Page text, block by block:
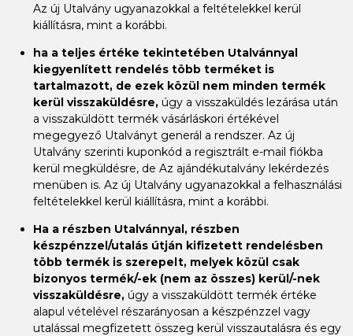
Az új Utalvány ugyanazokkal a feltételekkel kerül
kiállításra, mint a korábbi.
ha a teljes értéke tekintetében Utalvánnyal
kiegyenlített rendelés több terméket is
tartalmazott, de ezek közül nem minden termék
kerül visszaküldésre, úgy a visszaküldés lezárása után
a visszaküldött termék vásárláskori értékével
megegyező Utalványt generál a rendszer. Az új
Utalvány szerinti kuponkód a regisztrált e-mail fiókba
kerül megküldésre, de Az ajándékutalvány lekérdezés
menüben is. Az új Utalvány ugyanazokkal a felhasználási
feltételekkel kerül kiállításra, mint a korábbi.
Ha a részben Utalvánnyal, részben
készpénzzel/utalás útján kifizetett rendelésben
több termék is szerepelt, melyek közül csak
bizonyos termék/-ek (nem az összes) kerül/-nek
visszaküldésre, úgy a visszaküldött termék értéke
alapul vételével részarányosan a készpénzzel vagy
utalással megfizetett összeg kerül visszautalásra és egy